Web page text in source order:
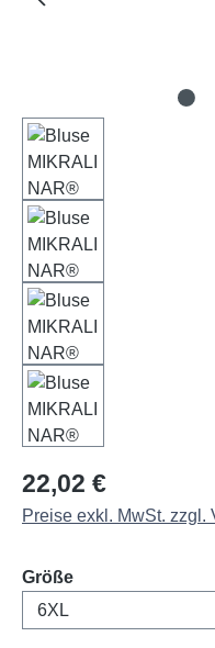
Regulärer Preis:
22,02 €
Preise exkl. MwSt. zzgl.
Größeauswählen